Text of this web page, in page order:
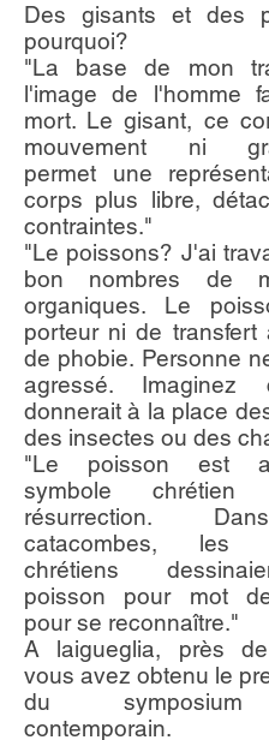
Des gisants et des
pourquoi?
"La base de mon
l'image de l'homme
mort. Le gisant, ce
mouvement ni
permet une
corps plus libre,
contraintes."
"Le poissons? J'ai
bon nombres de
organiques. Le
porteur ni de transfert
de phobie. Personne
agressé.
donnerait à la place
des insectes ou des
"Le poisson est
symbole
résurrection.
catacombes, les
chrétiens
poisson pour mot
pour se reconnaître."
A laigueglia, près
vous avez obtenu le
du